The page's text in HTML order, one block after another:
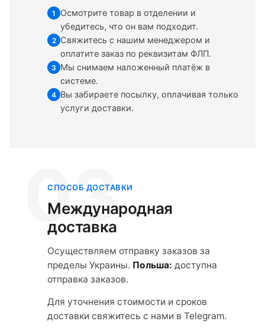
1
Осмотрите товар в отделении и
убедитесь, что он вам подходит.
2 Свяжитесь с нашим менеджером и
оплатите заказ по реквизитам ФЛП.
3 Мы снимаем наложенный платёж в
системе.
4 Вы забираете посылку, оплачивая только
услуги доставки.
03
СПОСОБ ДОСТАВКИ
Международная
доставка
Осуществляем отправку заказов за
пределы Украины. Польша: доступна
отправка заказов.
Для уточнения стоимости и сроков
доставки свяжитесь с нами в Telegram.